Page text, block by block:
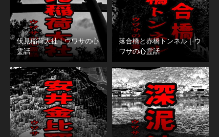
伏見稲荷大社｜ウワサの心
霊話
落合橋と赤橋トンネル｜ウ
ワサの心霊話